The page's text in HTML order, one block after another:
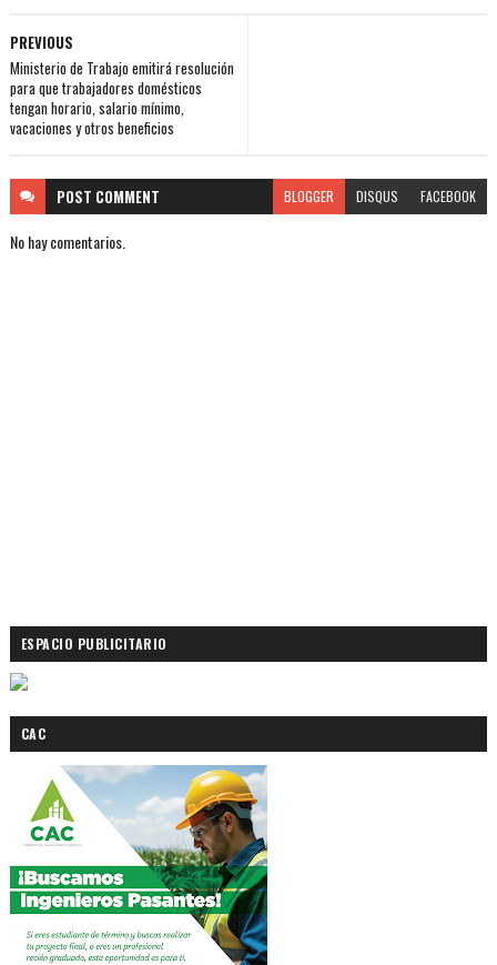
PREVIOUS
Ministerio de Trabajo emitirá resolución
para que trabajadores domésticos
tengan horario, salario mínimo,
vacaciones y otros beneficios
POST COMMENT BLOGGER DISQUS FACEBOOK
No hay comentarios.
ESPACIO PUBLICITARIO
CAC